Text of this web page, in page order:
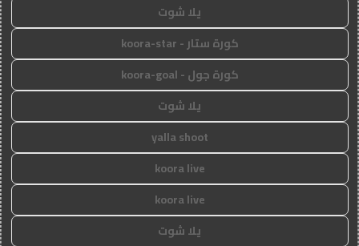
يلا شوت
كورة ستار - koora-star
كورة جول - koora-goal
يلا شوت
yalla shoot
koora live
koora live
يلا شوت